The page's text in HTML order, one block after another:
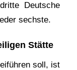
Deutsche
sechste.
Stätte
soll, ist